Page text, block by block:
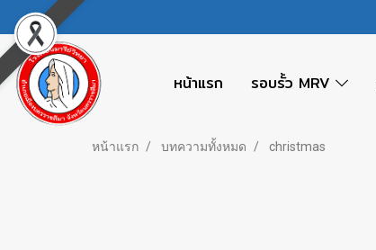
หน้าแรก รอบรั้ว MRV
หน้าแรก บทความทั้งหมด christmas